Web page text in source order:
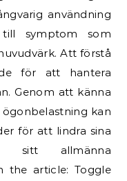
användning
symptom som
Att förstå
för att hantera
Genom att känna
kan
för att lindra sina
sitt allmänna
the article: Toggle